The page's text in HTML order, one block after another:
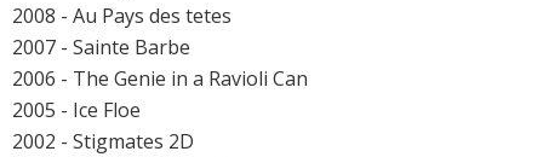
2008 - Au Pays des tetes
2007 - Sainte Barbe
2006 - The Genie in a Ravioli Can
2005 - Ice Floe
2002 - Stigmates 2D